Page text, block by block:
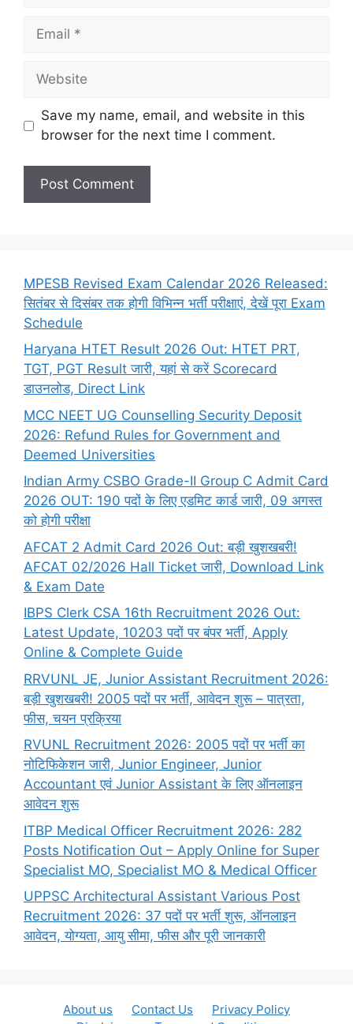
Email
Website
Save my name, email, and website in this
browser for the next time I comment.
MPESB Revised Exam Calendar 2026 Released:
सितंबर से दिसंबर तक होगी विभिन्न भर्ती परीक्षाएं, देखें पूरा Exam
Schedule
Haryana HTET Result 2026 Out: HTET PRT,
TGT, PGT Result जारी, यहां से करें Scorecard
डाउनलोड, Direct Link
MCC NEET UG Counselling Security Deposit
2026: Refund Rules for Government and
Deemed Universities
Indian Army CSBO Grade-II Group C Admit Card
2026 OUT: 190 पदों के लिए एडमिट कार्ड जारी, 09 अगस्त
को होगी परीक्षा
AFCAT 2 Admit Card 2026 Out: बड़ी खुशखबरी!
AFCAT 02/2026 Hall Ticket जारी, Download Link
& Exam Date
IBPS Clerk CSA 16th Recruitment 2026 Out:
Latest Update, 10203 पदों पर बंपर भर्ती, Apply
Online & Complete Guide
RRVUNL JE, Junior Assistant Recruitment 2026:
बड़ी खुशखबरी! 2005 पदों पर भर्ती, आवेदन शुरू – पात्रता,
फीस, चयन प्रक्रिया
RVUNL Recruitment 2026: 2005 पदों पर भर्ती का
नोटिफिकेशन जारी, Junior Engineer, Junior
Accountant एवं Junior Assistant के लिए ऑनलाइन
आवेदन शुरू
ITBP Medical Officer Recruitment 2026: 282
Posts Notification Out – Apply Online for Super
Specialist MO, Specialist MO & Medical Officer
UPPSC Architectural Assistant Various Post
Recruitment 2026: 37 पदों पर भर्ती शुरू, ऑनलाइन
आवेदन, योग्यता, आयु सीमा, फीस और पूरी जानकारी
About us Contact Us
Privacy Policy